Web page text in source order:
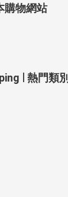
購物網站
| 熱門類別